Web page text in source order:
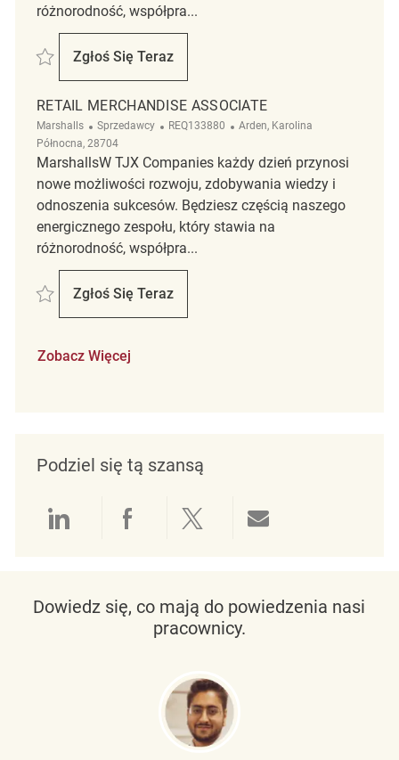
różnorodność, współpra...
Zapisać Retail Merchandise Associate REQ138607
Zgłoś Się Teraz
Retail Merchandise Associate
RETAIL MERCHANDISE ASSOCIATE
Marshalls Kategoria
Sprzedawcy ReqId
REQ133880 Lokalizacja
Arden, Karolina
Północna, 28704
MarshallsW TJX Companies każdy dzień przynosi
nowe możliwości rozwoju, zdobywania wiedzy i
odnoszenia sukcesów. Będziesz częścią naszego
energicznego zespołu, który stawia na
różnorodność, współpra...
Zapisać Retail Merchandise Associate REQ133880
Zgłoś Się Teraz
Retail Merchandise Associate
Zobacz Więcej
Podziel się tą szansą
Udostępnianie przez LinkedIn
Udostępnianie przez
Udostępnij przez
Dowiedz się, co mają do powiedzenia nasi
pracownicy.